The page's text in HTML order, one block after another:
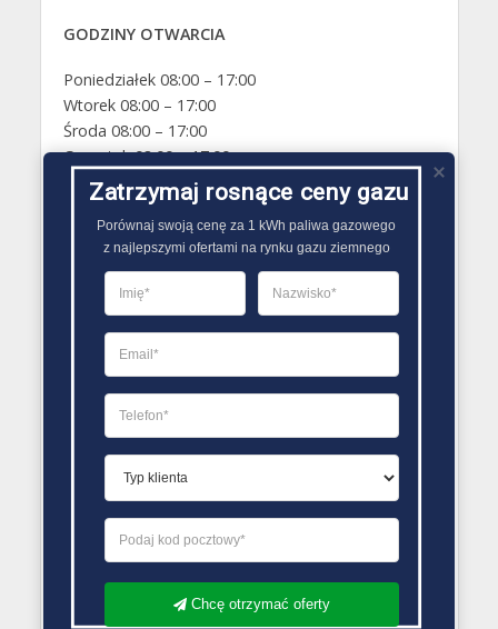
GODZINY OTWARCIA
Poniedziałek 08:00 – 17:00
Wtorek 08:00 – 17:00
Środa 08:00 – 17:00
Czwartek 08:00 – 17:00
Piątek 08:00 – 17:00
Sobota Zamknięte
Niedziela Zamknięte
PORÓWNYWARKA OFERT GAZU
Zatrzymaj rosnące ceny gazu
Porównaj swoją cenę za 1 kWh paliwa gazowego
z najlepszymi ofertami na rynku gazu ziemnego
Chcę otrzymać oferty